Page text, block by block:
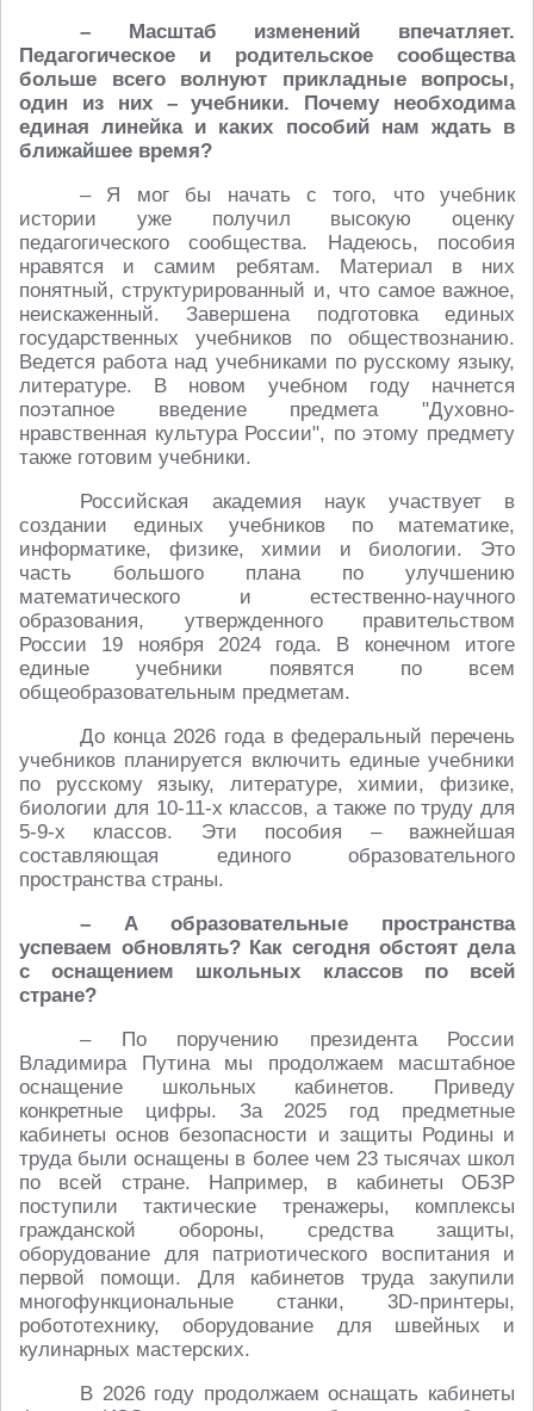
– Масштаб изменений впечатляет.
Педагогическое и родительское сообщества
больше всего волнуют прикладные вопросы,
один из них – учебники. Почему необходима
единая линейка и каких пособий нам ждать в
ближайшее время?
– Я мог бы начать с того, что учебник
истории уже получил высокую оценку
педагогического сообщества. Надеюсь, пособия
нравятся и самим ребятам. Материал в них
понятный, структурированный и, что самое важное,
неискаженный. Завершена подготовка единых
государственных учебников по обществознанию.
Ведется работа над учебниками по русскому языку,
литературе. В новом учебном году начнется
поэтапное введение предмета "Духовно-
нравственная культура России", по этому предмету
также готовим учебники.
Российская академия наук участвует в
создании единых учебников по математике,
информатике, физике, химии и биологии. Это
часть большого плана по улучшению
математического и естественно-научного
образования, утвержденного правительством
России 19 ноября 2024 года. В конечном итоге
единые учебники появятся по всем
общеобразовательным предметам.
До конца 2026 года в федеральный перечень
учебников планируется включить единые учебники
по русскому языку, литературе, химии, физике,
биологии для 10-11-х классов, а также по труду для
5-9-х классов. Эти пособия – важнейшая
составляющая единого образовательного
пространства страны.
– А образовательные пространства
успеваем обновлять? Как сегодня обстоят дела
с оснащением школьных классов по всей
стране?
– По поручению президента России
Владимира Путина мы продолжаем масштабное
оснащение школьных кабинетов. Приведу
конкретные цифры. За 2025 год предметные
кабинеты основ безопасности и защиты Родины и
труда были оснащены в более чем 23 тысячах школ
по всей стране. Например, в кабинеты ОБЗР
поступили тактические тренажеры, комплексы
гражданской обороны, средства защиты,
оборудование для патриотического воспитания и
первой помощи. Для кабинетов труда закупили
многофункциональные станки, 3D-принтеры,
робототехнику, оборудование для швейных и
кулинарных мастерских.
В 2026 году продолжаем оснащать кабинеты